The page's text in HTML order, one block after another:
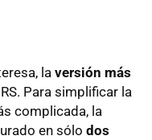
la versión más
Para simplificar la
complicada, la
en sólo dos